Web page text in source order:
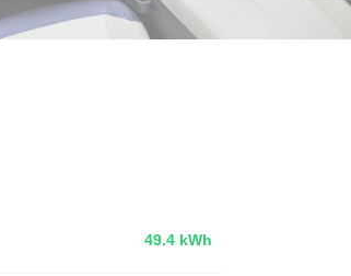
49.4 kWh